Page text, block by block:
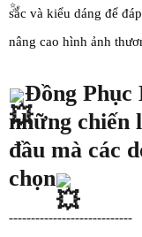
sắc và kiểu dáng để
nâng cao hình ảnh
Đồng Phục
những chiến
đầu mà các
chọn
----------------------------